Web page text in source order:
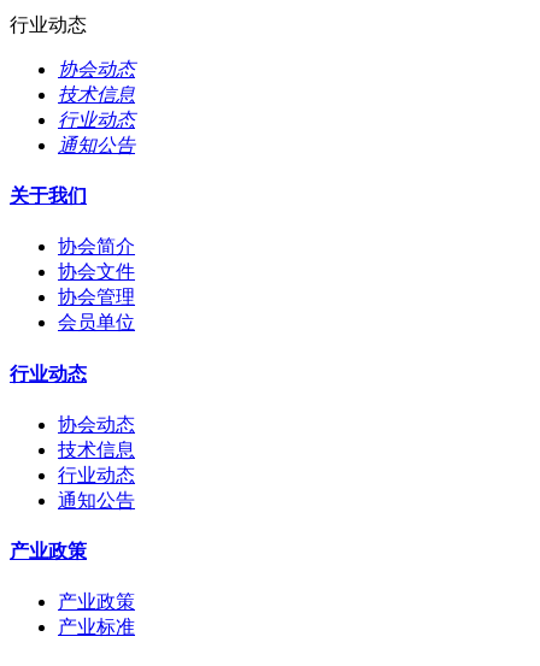
行业动态
协会动态
技术信息
行业动态
通知公告
关于我们
协会简介
协会文件
协会管理
会员单位
行业动态
协会动态
技术信息
行业动态
通知公告
产业政策
产业政策
产业标准